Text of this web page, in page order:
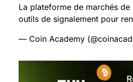
La plateforme de marchés
outils de signalement pour
— Coin Academy